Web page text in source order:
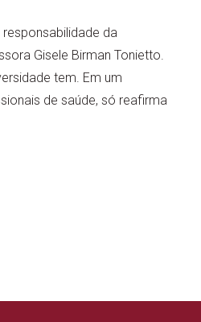
da
Gisele Birman Tonietto.
tem. Em um
de saúde, só reafirma